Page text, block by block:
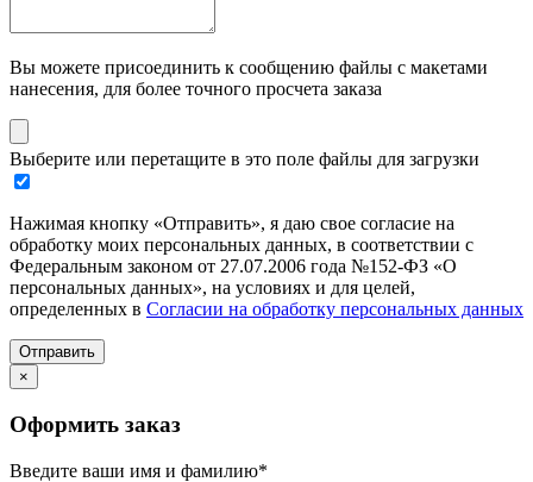
Вы можете присоединить к сообщению файлы с макетами
нанесения, для более точного просчета заказа
Выберите или перетащите в это поле файлы для загрузки
Нажимая кнопку «Отправить», я даю свое согласие на
обработку моих персональных данных, в соответствии с
Федеральным законом от 27.07.2006 года №152-ФЗ «О
персональных данных», на условиях и для целей,
определенных в Согласии на обработку персональных данных
Отправить
×
Оформить заказ
Введите ваши имя и фамилию*